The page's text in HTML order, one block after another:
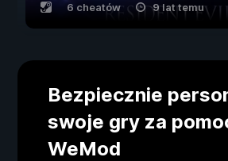
6 cheatów 9 lat temu
Bezpiecznie
swoje gry za
WeMod